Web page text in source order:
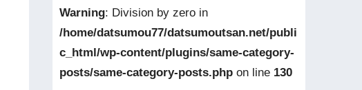
Warning: Division by zero in
/home/datsumou77/datsumoutsan.net/publi
c_html/wp-content/plugins/same-category-
posts/same-category-posts.php on line 130